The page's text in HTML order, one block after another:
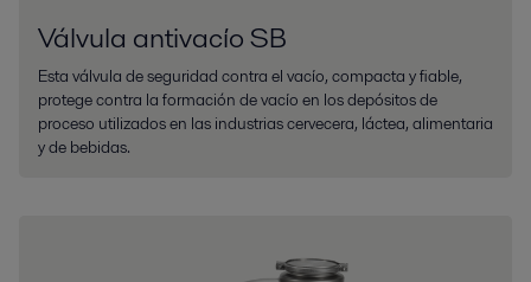
Válvula antivacío SB
Esta válvula de seguridad contra el vacío, compacta y fiable,
protege contra la formación de vacío en los depósitos de
proceso utilizados en las industrias cervecera, láctea, alimentaria
y de bebidas.